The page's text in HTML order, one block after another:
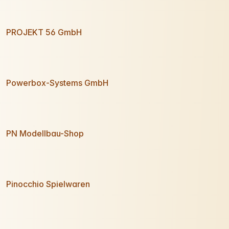
PROJEKT 56 GmbH
Powerbox-Systems GmbH
PN Modellbau-Shop
Pinocchio Spielwaren